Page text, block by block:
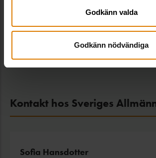
Godkänn valda
Godkänn nödvändiga
Dela:
Kontakt hos Sveriges
Sofia Hansdotter